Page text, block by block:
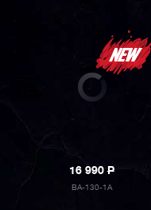
16 990P
BA-130-1A